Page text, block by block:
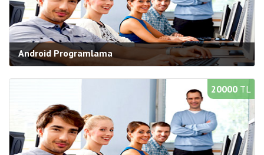
Android Programlama
Kategori:Mobil Programlama
Bilgi Al Yeni Açılacak Gruplar
20000 TL